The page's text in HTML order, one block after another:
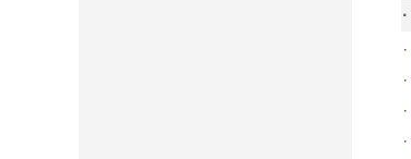
·
·
·
·
·